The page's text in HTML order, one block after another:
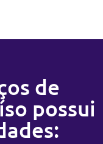
de
possui